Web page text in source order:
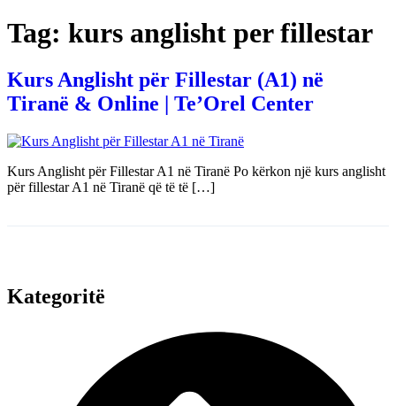
Tag: kurs anglisht per fillestar
Kurs Anglisht për Fillestar (A1) në
Tiranë & Online | Te’Orel Center
Kurs Anglisht për Fillestar A1 në Tiranë Po kërkon një kurs anglisht
për fillestar A1 në Tiranë që të të […]
Kategoritë